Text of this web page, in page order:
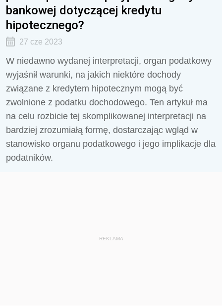
bankowej dotyczącej kredytu
hipotecznego?
27 cze 2023
W niedawno wydanej interpretacji, organ podatkowy
wyjaśnił warunki, na jakich niektóre dochody
związane z kredytem hipotecznym mogą być
zwolnione z podatku dochodowego. Ten artykuł ma
na celu rozbicie tej skomplikowanej interpretacji na
bardziej zrozumiałą formę, dostarczając wgląd w
stanowisko organu podatkowego i jego implikacje dla
podatników.
REKLAMA